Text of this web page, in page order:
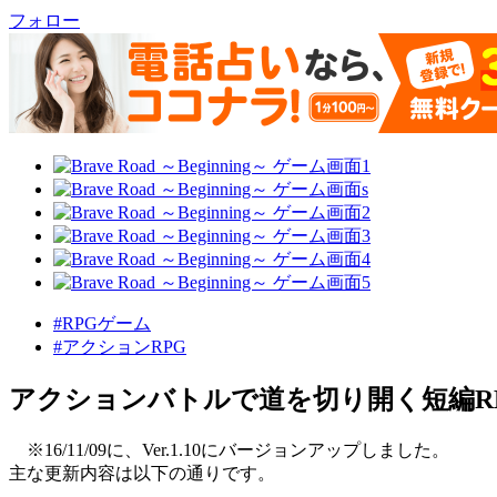
フォロー
#RPGゲーム
#アクションRPG
アクションバトルで道を切り開く短編
※16/11/09に、Ver.1.10にバージョンアップしました。
主な更新内容は以下の通りです。